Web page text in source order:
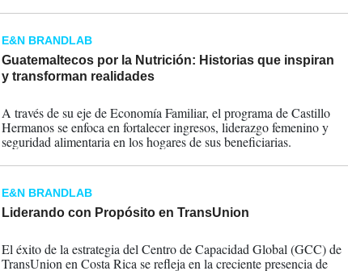
Centroamérica. Tres miradas —empresa, tecnología y juntas
directivas— para entender por qué integrar más mujeres en espacios
de decisión no es solo justicia, sino inteligencia empresarial.
E&N BRANDLAB
Guatemaltecos por la Nutrición: Historias que inspiran
y transforman realidades
A través de su eje de Economía Familiar, el programa de Castillo
Hermanos se enfoca en fortalecer ingresos, liderazgo femenino y
seguridad alimentaria en los hogares de sus beneficiarias.
E&N BRANDLAB
Liderando con Propósito en TransUnion
El éxito de la estrategia del Centro de Capacidad Global (GCC) de
TransUnion en Costa Rica se refleja en la creciente presencia de